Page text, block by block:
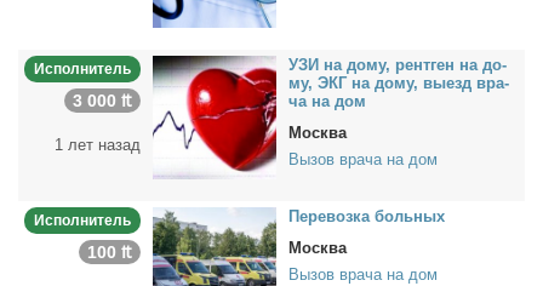
Исполнитель
3 000 ₶
1 лет назад
УЗИ на до­му, рент­ген на до­
му, ЭКГ на до­му, вы­езд вра­
ча на дом
Москва
Вызов врача на дом
Исполнитель
100 ₶
Пе­ре­воз­ка боль­ных
Москва
Вызов врача на дом